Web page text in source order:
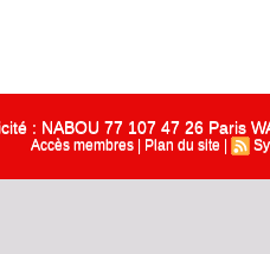
: NABOU 77 107 47 26 Paris
Accès membres Plan du site